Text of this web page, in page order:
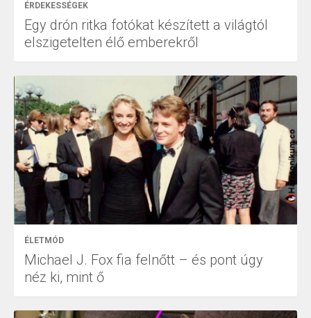
ÉRDEKESSÉGEK
Egy drón ritka fotókat készített a világtól
elszigetelten élő emberekről
ÉLETMÓD
Michael J. Fox fia felnőtt – és pont úgy
néz ki, mint ő